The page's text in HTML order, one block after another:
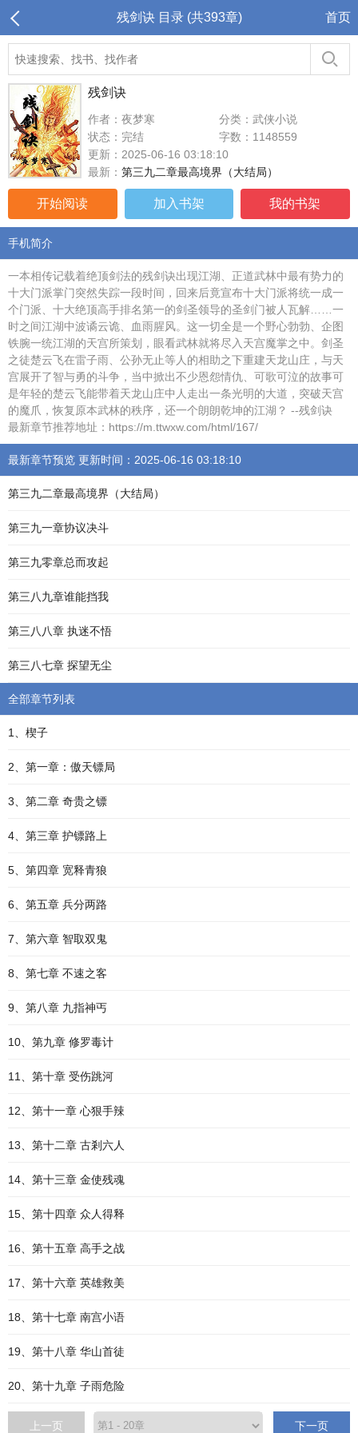
残剑诀 目录 (共393章) 首页
残剑诀
作者：夜梦寒
分类：武侠小说
状态：完结
字数：1148559
更新：2025-06-16 03:18:10
最新： 第三九二章最高境界（大结局）
开始阅读 加入书架 我的书架
手机简介
一本相传记载着绝顶剑法的残剑诀出现江湖、正道武林中最有势力的
十大门派掌门突然失踪一段时间，回来后竟宣布十大门派将统一成一
个门派、十大绝顶高手排名第一的剑圣领导的圣剑门被人瓦解……一
时之间江湖中波谲云诡、血雨腥风。这一切全是一个野心勃勃、企图
铁腕一统江湖的天宫所策划，眼看武林就将尽入天宫魔掌之中。剑圣
之徒楚云飞在雷子雨、公孙无止等人的相助之下重建天龙山庄，与天
宫展开了智与勇的斗争，当中掀出不少恩怨情仇、可歌可泣的故事可
是年轻的楚云飞能带着天龙山庄中人走出一条光明的大道，突破天宫
的魔爪，恢复原本武林的秩序，还一个朗朗乾坤的江湖？ --残剑诀
最新章节推荐地址：https://m.ttwxw.com/html/167/
最新章节预览 更新时间：2025-06-16 03:18:10
第三九二章最高境界（大结局）
第三九一章协议决斗
第三九零章总而攻起
第三八九章谁能挡我
第三八八章 执迷不悟
第三八七章 探望无尘
全部章节列表
1、楔子
2、第一章：傲天镖局
3、第二章 奇贵之镖
4、第三章 护镖路上
5、第四章 宽释青狼
6、第五章 兵分两路
7、第六章 智取双鬼
8、第七章 不速之客
9、第八章 九指神丐
10、第九章 修罗毒计
11、第十章 受伤跳河
12、第十一章 心狠手辣
13、第十二章 古剎六人
14、第十三章 金使残魂
15、第十四章 众人得释
16、第十五章 高手之战
17、第十六章 英雄救美
18、第十七章 南宫小语
19、第十八章 华山首徒
20、第十九章 子雨危险
上一页 下一页